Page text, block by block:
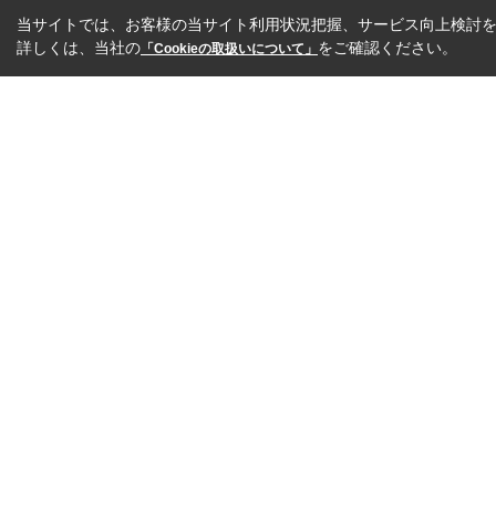
当サイトでは、お客様の当サイト利用状況把握、サービス向上検討
詳しくは、当社の 「Cookieの取扱いについて」 をご確認ください。